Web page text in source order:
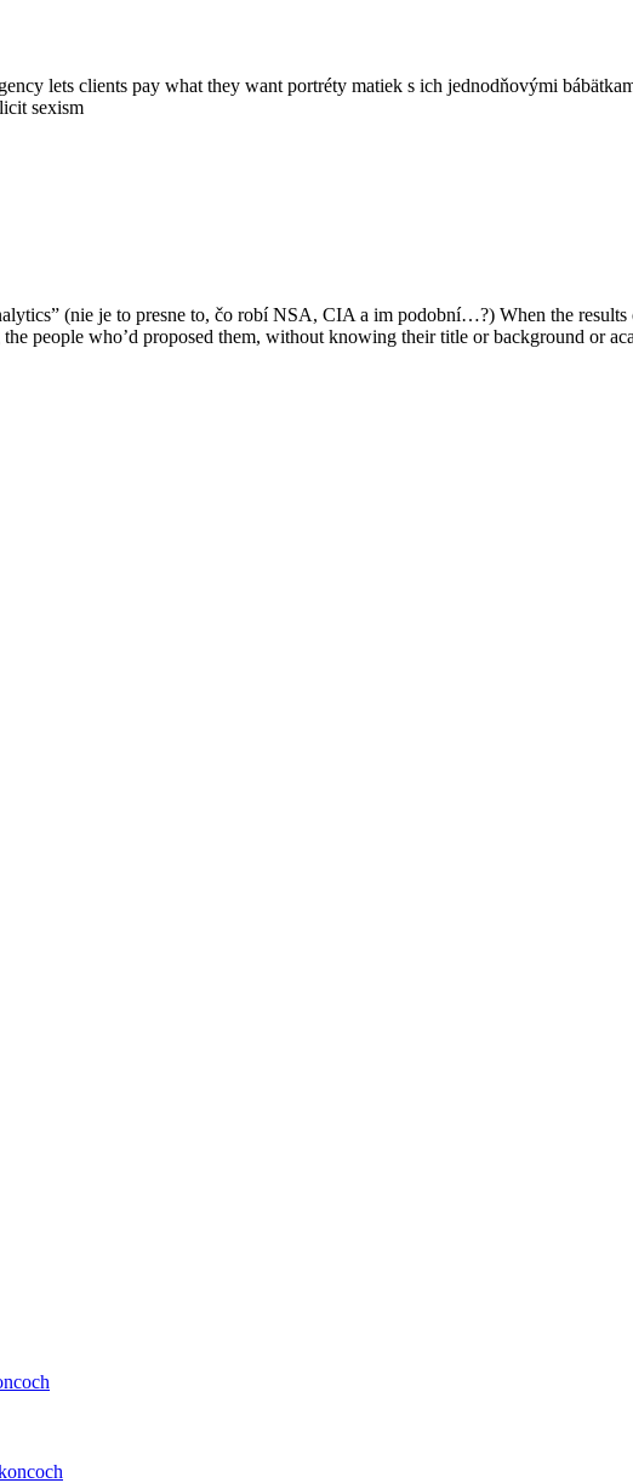
lets clients pay what they want portréty matiek s ich jednodňovými
sexism
(nie je to presne to, čo robí NSA, CIA a im podobní…?) When the
people who’d proposed them, without knowing their title or background or